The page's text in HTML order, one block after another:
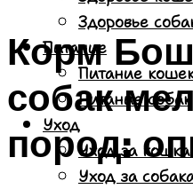
Здоровье
Питание
Питание
Питание собак
Уход
Уход за
Уход за
Корм
собак
пород: